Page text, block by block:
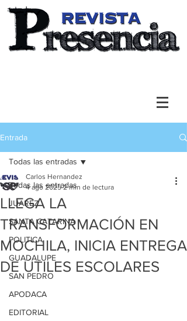
Entrada
Todas las entradas
JUAREZ
SANTA CATARINA
POLITICA
GUADALUPE
SAN PEDRO
APODACA
EDITORIAL
Todas las entradas
LLEGA LA
TRANSFORMACIÓN EN
MOCHILA, INICIA ENTREGA
DE ÚTILES ESCOLARES
Carlos Hernandez
4 ago 2025 2 min de lectura